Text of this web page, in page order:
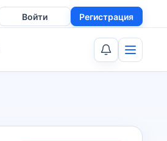
Войти Регистрация